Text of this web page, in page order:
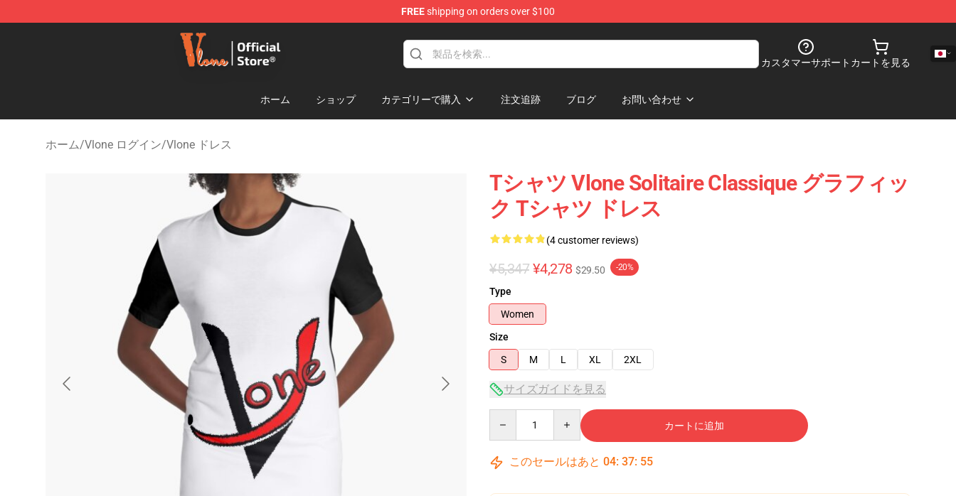
FREEshipping on orders over $100
Vlone Shop - Official Vlone Merchandise Store
カスタマーサポート カートを見る
ホーム ショップ カテゴリーで購入 注文追跡 ブログ お問い合わせ
ホーム/Vlone ログイン/Vlone ドレス
Tシャツ Vlone Solitaire Classique グラフィッ
ク Tシャツ ドレス
(4 customer reviews)
¥5,347 ¥4,278 $29.50 -20%
Type
Women
Size
S
M L XL 2XL
サイズガイドを見る
カートに追加
このセールはあと 04: 37: 54